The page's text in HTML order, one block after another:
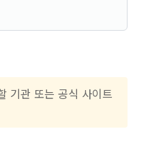
기관 또는 공식 사이트